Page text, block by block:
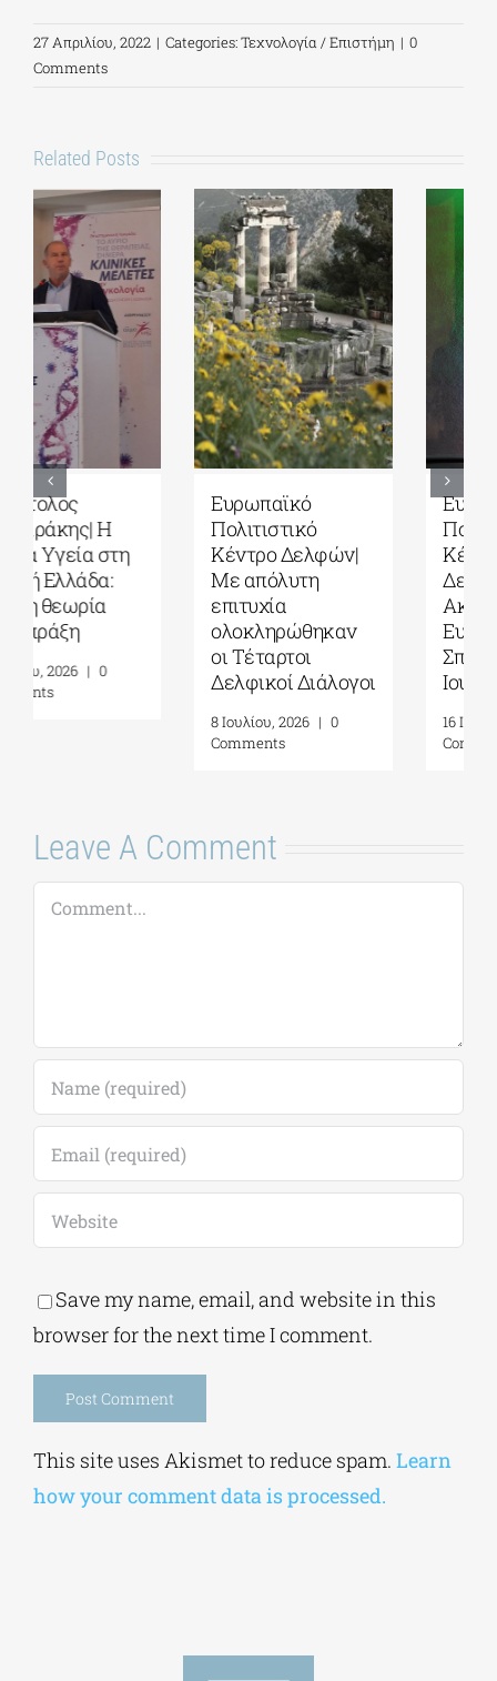
27 Απριλίου, 2022 | Categories:Τεχνολογία / Επιστήμη | 0
Comments
Related Posts
Ευρωπαϊκό
Πολιτιστικό
Κέντρο Δελφών|
Δελφική
Ακαδημία
Ευρωπαϊκών
Ιουλίου 2026
Τέταρτοι
Δελφικοί
Διάλογοι|
Ερωτήματα και
στοχασμοί για το
μέλλον της
ανθρωπότητας
και την
προσωπική πράξη|
Γράφει η
Save my name, email, and website in this
browser for the next time I comment.